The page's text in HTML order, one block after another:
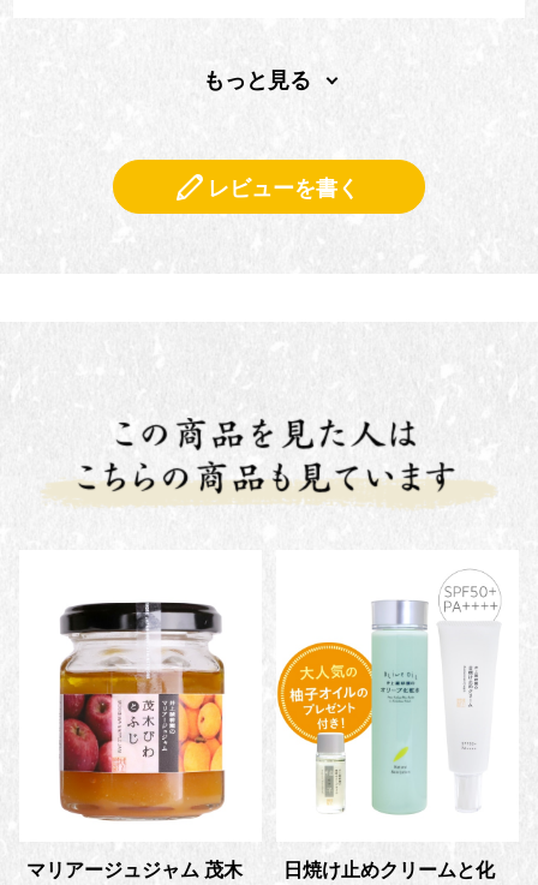
もっと見る
レビューを書く
マリアージュジャム 茂木
日焼け止めクリームと化